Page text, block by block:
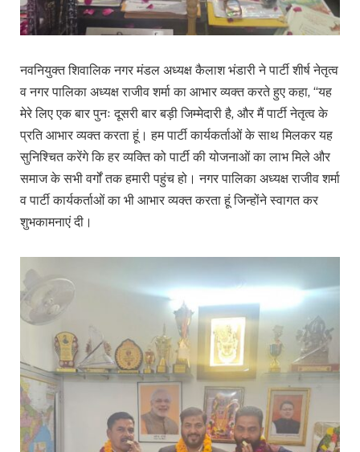
नवनियुक्त शिवालिक नगर मंडल अध्यक्ष कैलाश भंडारी ने पार्टी शीर्ष नेतृत्व
व नगर पालिका अध्यक्ष राजीव शर्मा का आभार व्यक्त करते हुए कहा, “यह
मेरे लिए एक बार पुनः दूसरी बार बड़ी जिम्मेदारी है, और मैं पार्टी नेतृत्व के
प्रति आभार व्यक्त करता हूं। हम पार्टी कार्यकर्ताओं के साथ मिलकर यह
सुनिश्चित करेंगे कि हर व्यक्ति को पार्टी की योजनाओं का लाभ मिले और
समाज के सभी वर्गों तक हमारी पहुंच हो। नगर पालिका अध्यक्ष राजीव शर्मा
व पार्टी कार्यकर्ताओं का भी आभार व्यक्त करता हूं जिन्होंने स्वागत कर
शुभकामनाएं दी।